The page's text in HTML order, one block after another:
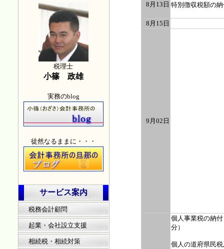
8月13日 特別徴収税額の納
8月15日
9月02日
個人事業税の納
分）
個人の道府県民
税理士
小篠 政雄
実務のblog
徒然なるままに・・・
サービス案内
税務会計顧問
起業・会社設立支援
相続税・相続対策